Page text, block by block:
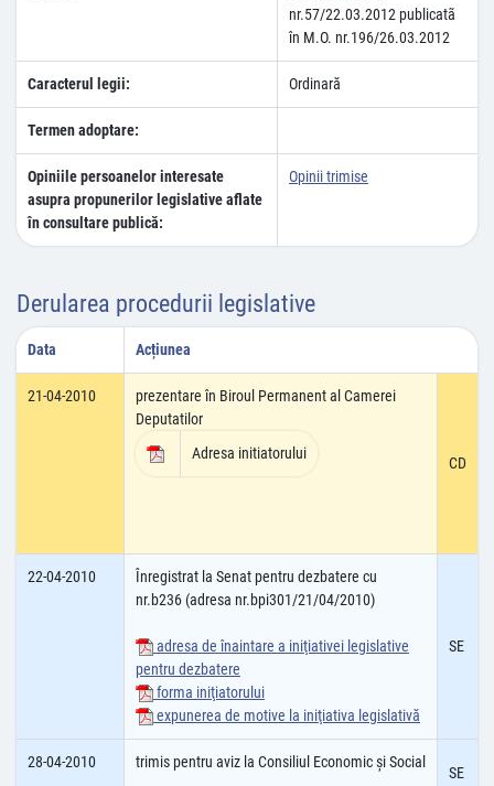
nr.57/22.03.2012 publicatã
în M.O. nr.196/26.03.2012
Caracterul legii: Ordinară
Termen adoptare:
Opiniile persoanelor interesate
asupra propunerilor legislative aflate
în consultare publică:
Opinii trimise
Derularea procedurii legislative
Data Acțiunea
21-04-2010
prezentare în Biroul Permanent al Camerei
Deputatilor
Adresa initiatorului
CD
22-04-2010
Înregistrat la Senat pentru dezbatere cu
nr.b236 (adresa nr.bpi301/21/04/2010)
adresa de înaintare a iniţiativei legislative
pentru dezbatere
forma iniţiatorului
expunerea de motive la iniţiativa legislativă
SE
28-04-2010 trimis pentru aviz la Consiliul Economic şi Social
SE